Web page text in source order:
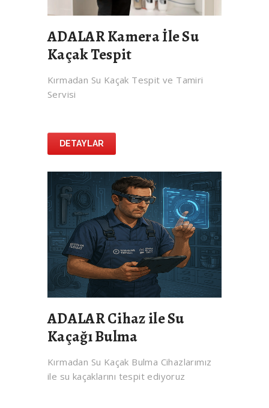
ADALAR Kamera İle Su
Kaçak Tespit
Kırmadan Su Kaçak Tespit ve Tamiri
Servisi
DETAYLAR
ADALAR Cihaz ile Su
Kaçağı Bulma
Kırmadan Su Kaçak Bulma Cihazlarımız
ile su kaçaklarını tespit ediyoruz